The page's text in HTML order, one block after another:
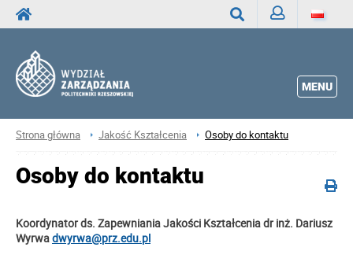
MENU
Strona główna Jakość Kształcenia Osoby do kontaktu
Osoby do kontaktu
Koordynator ds. Zapewniania Jakości Kształcenia dr inż. Dariusz
Wyrwadwyrwa@prz.edu.pl